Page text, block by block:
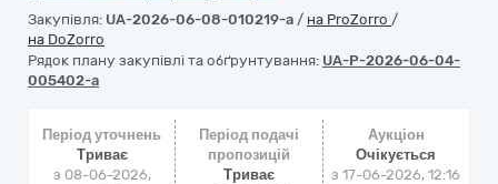
Закупівля: UA-2026-06-08-010219-a / на ProZorro /
на DoZorro
Рядок плану закупівлі та обґрунтування: UA-P-2026-06-04-
005402-a
Період уточнень
Триває
з 08-06-2026,
Період подачі
пропозицій
Триває
Аукціон
Очікується
з17-06-2026, 12:16